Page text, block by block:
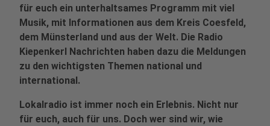
für euch ein unterhaltsames Programm mit viel
Musik, mit Informationen aus dem Kreis Coesfeld,
dem Münsterland und aus der Welt. Die Radio
Kiepenkerl Nachrichten haben dazu die Meldungen
zu den wichtigsten Themen national und
international.
Lokalradio ist immer noch ein Erlebnis. Nicht nur
für euch, auch für uns. Doch wer sind wir, wie